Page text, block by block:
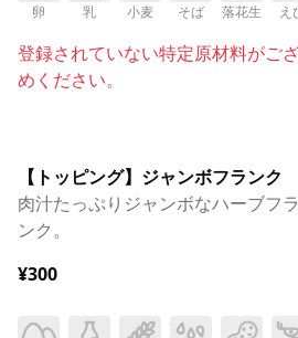
卵 乳 小麦 そば 落花生 え
登録されていない特定原材料がご
めください。
【トッピング】ジャンボフランク
肉汁たっぷりジャンボなハーブフラ
ンク。
¥300